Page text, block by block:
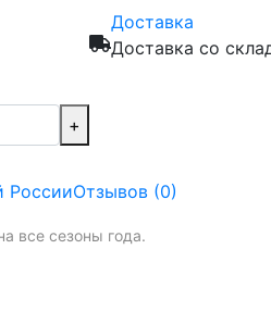
+
Доставка
Доставка со
РоссииОтзывов (0)
все сезоны года.